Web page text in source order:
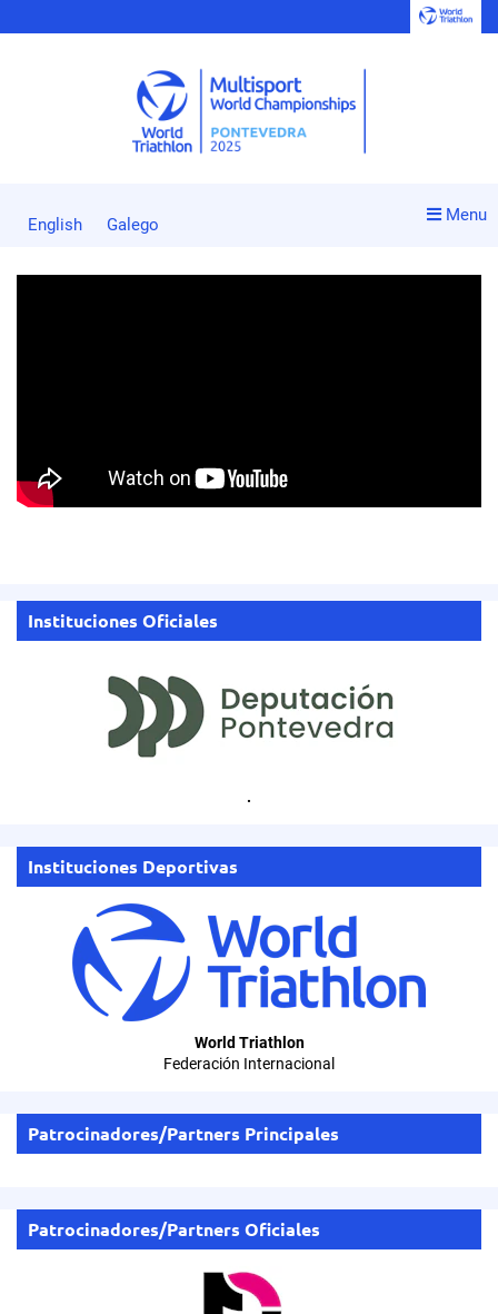
Menu
English Galego
Instituciones Oficiales
.
Instituciones Deportivas
World Triathlon
Federación Internacional
Patrocinadores/Partners Principales
Patrocinadores/Partners Oficiales